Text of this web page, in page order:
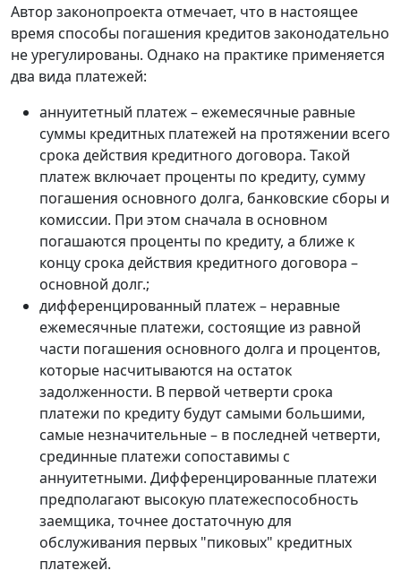
Автор законопроекта отмечает, что в настоящее
время способы погашения кредитов законодательно
не урегулированы. Однако на практике применяется
два вида платежей:
аннуитетный платеж – ежемесячные равные
суммы кредитных платежей на протяжении всего
срока действия кредитного договора. Такой
платеж включает проценты по кредиту, сумму
погашения основного долга, банковские сборы и
комиссии. При этом сначала в основном
погашаются проценты по кредиту, а ближе к
концу срока действия кредитного договора –
основной долг.;
дифференцированный платеж – неравные
ежемесячные платежи, состоящие из равной
части погашения основного долга и процентов,
которые насчитываются на остаток
задолженности. В первой четверти срока
платежи по кредиту будут самыми большими,
самые незначительные – в последней четверти,
срединные платежи сопоставимы с
аннуитетными. Дифференцированные платежи
предполагают высокую платежеспособность
заемщика, точнее достаточную для
обслуживания первых "пиковых" кредитных
платежей.